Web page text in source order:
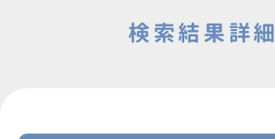
検索結果詳細